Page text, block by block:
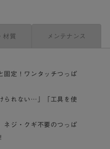
材質 メンテナンス
固定！ワンタッチつっぱ
られない…」「工具を使
ネジ・クギ不要のつっぱ